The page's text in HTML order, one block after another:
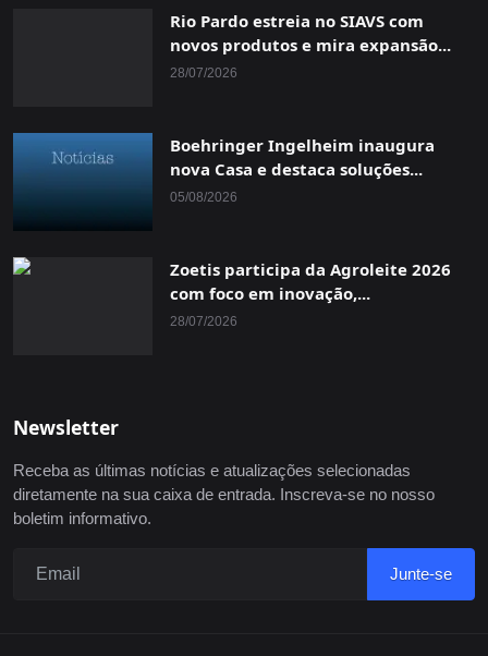
Rio Pardo estreia no SIAVS com
novos produtos e mira expansão...
28/07/2026
Boehringer Ingelheim inaugura
nova Casa e destaca soluções...
05/08/2026
Zoetis participa da Agroleite 2026
com foco em inovação,...
28/07/2026
Newsletter
Receba as últimas notícias e atualizações selecionadas
diretamente na sua caixa de entrada. Inscreva-se no nosso
boletim informativo.
Junte-se